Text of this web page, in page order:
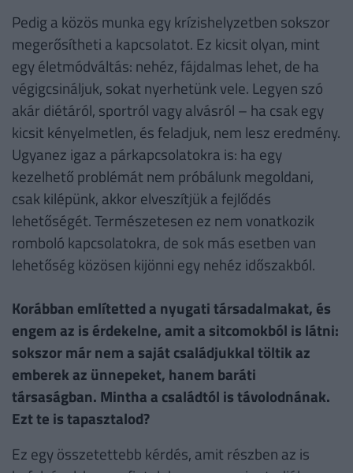
Pedig a közös munka egy krízishelyzetben sokszor
megerősítheti a kapcsolatot. Ez kicsit olyan, mint
egy életmódváltás: nehéz, fájdalmas lehet, de ha
végigcsináljuk, sokat nyerhetünk vele. Legyen szó
akár diétáról, sportról vagy alvásról – ha csak egy
kicsit kényelmetlen, és feladjuk, nem lesz eredmény.
Ugyanez igaz a párkapcsolatokra is: ha egy
kezelhető problémát nem próbálunk megoldani,
csak kilépünk, akkor elveszítjük a fejlődés
lehetőségét. Természetesen ez nem vonatkozik
romboló kapcsolatokra, de sok más esetben van
lehetőség közösen kijönni egy nehéz időszakból.
Korábban említetted a nyugati társadalmakat, és
engem az is érdekelne, amit a sitcomokból is látni:
sokszor már nem a saját családjukkal töltik az
emberek az ünnepeket, hanem baráti
társaságban. Mintha a családtól is távolodnának.
Ezt te is tapasztalod?
Ez egy összetettebb kérdés, amit részben az is